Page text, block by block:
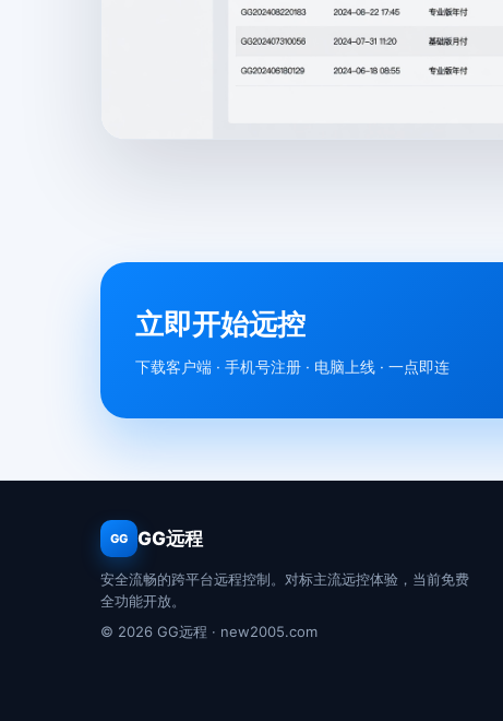
立即开始远控
下载客户端 · 手机号注册 · 电脑上线 · 一点即连
GG GG远程
安全流畅的跨平台远程控制。对标主流远控体验，当前免费
全功能开放。
© 2026 GG远程 · new2005.com